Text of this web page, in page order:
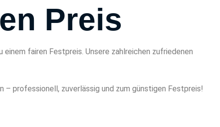
Preis
fairen Festpreis. Unsere zahlreichen zufriedenen
– professionell, zuverlässig und zum günstigen Festpreis!